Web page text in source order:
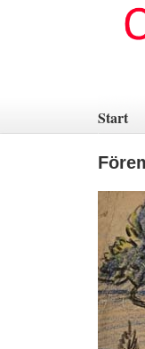
innehåll
Start